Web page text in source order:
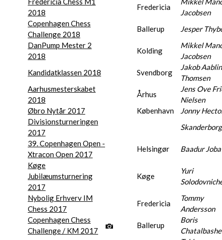
2018
Fredericia
Jacobsen
Copenhagen Chess
Challenge 2018
Ballerup
Jesper
DanPump Mester 2
2018
Kolding
Mikkel
Jacobsen
Kandidatklassen 2018
Svendborg
Jakob
Thomsen
Aarhusmesterskabet
2018
Århus
Jens Ove
Nielsen
Øbro Nytår 2017
København
Jonny
Divisionsturneringen
2017
Skanderborg
39. Copenhagen Open -
Xtracon Open 2017
Helsingør
Baadur
Køge
Jubilæumsturnering
2017
Køge
Yuri
Nybolig Erhverv IM
Chess 2017
Fredericia
Tommy
Andersson
Copenhagen Chess
Challenge / KM 2017
Ballerup
Boris